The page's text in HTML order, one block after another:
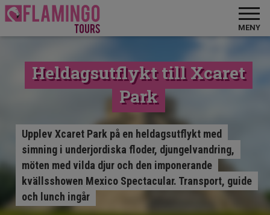
MENY
Heldagsutflykt till Xcaret
Park
Upplev Xcaret Park på en heldagsutflykt med
simning i underjordiska floder, djungelvandring,
möten med vilda djur och den imponerande
kvällsshowen Mexico Spectacular. Transport, guide
och lunch ingår